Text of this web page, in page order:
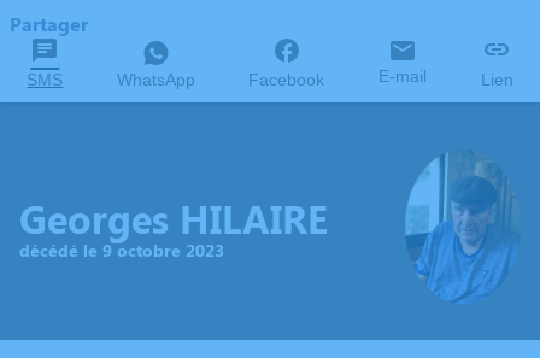
Partager
SMS WhatsApp Facebook E-mail Lien
Georges HILAIRE
décédé le 9 octobre 2023